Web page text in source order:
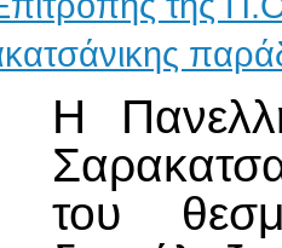
Η
του